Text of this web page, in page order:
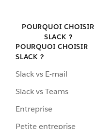
POURQUOI CHOISIR
SLACK ?
POURQUOI CHOISIR
SLACK ?
Slack vs E-mail
Slack vs Teams
Entreprise
Petite entreprise